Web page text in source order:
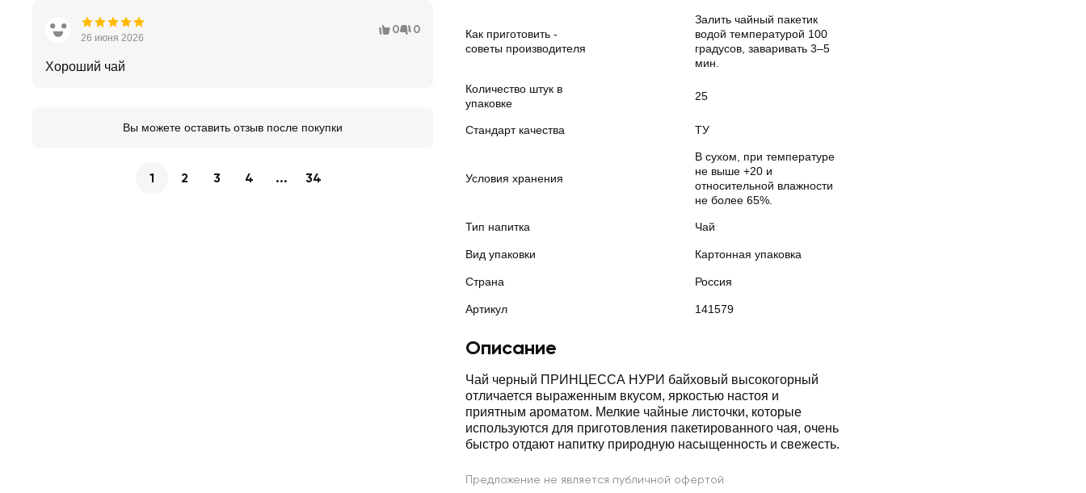
Как приготовить -
советы производителя
Залить чайный пакетик
водой температурой 100
градусов, заваривать 3–5
мин.
Количество штук в
упаковке
25
Стандарт качества ТУ
Условия хранения
В сухом, при температуре
не выше +20 и
относительной влажности
не более 65%.
Тип напитка Чай
Вид упаковки Картонная упаковка
Страна Россия
Артикул 141579
Описание
Чай черный ПРИНЦЕССА НУРИ байховый высокогорный
отличается выраженным вкусом, яркостью настоя и
приятным ароматом. Мелкие чайные листочки, которые
используются для приготовления пакетированного чая, очень
быстро отдают напитку природную насыщенность и свежесть.
Предложение не является публичной офертой
26 июня 2026
0 0
Хороший чай
Вы можете оставить отзыв после покупки
1 2 3 4 ... 34